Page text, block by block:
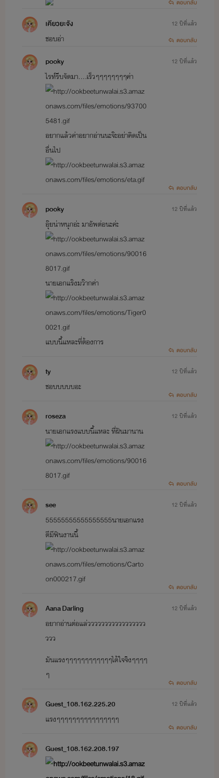
ตอบกลับ
เคียวยะจัง
ชอบอ่า
12 ปีที่แล้ว
ตอบกลับ
pooky
ไรท์รีบจัดมา....เร็วๆๆๆๆๆๆๆๆค่า
อยากแล้วค่าอยากอ่านนะจ๊ะอย่าคิดเป็น
อื่นไป
12 ปีที่แล้ว
ตอบกลับ
pooky
อุ๊ยน่าหนุกอ่ะ มาอัพต่อนะค่ะ
นายเอกแร๊งมว๊ากค่า
แบบนี้แหละที่ต้องการ
12 ปีที่แล้ว
ตอบกลับ
ty
ชอบบบบบอะ
12 ปีที่แล้ว
ตอบกลับ
roseza
นายเอกแรงแบบนี้แหละ ที่่ฝันมานาน
12 ปีที่แล้ว
ตอบกลับ
see
55555555555555555นายเอกแรง
ดีมีฟินงานนี้
12 ปีที่แล้ว
ตอบกลับ
Aana Darling
อยากอ่านต่อแล่ววววววววววววววววว
ววว
มันแรงๆๆๆๆๆๆๆๆๆๆๆๆได้ใจจิงๆๆๆๆ
ๆ
12 ปีที่แล้ว
ตอบกลับ
Guest_108.162.225.20
แรงๆๆๆๆๆๆๆๆๆๆๆๆๆๆๆๆ
12 ปีที่แล้ว
ตอบกลับ
Guest_108.162.208.197